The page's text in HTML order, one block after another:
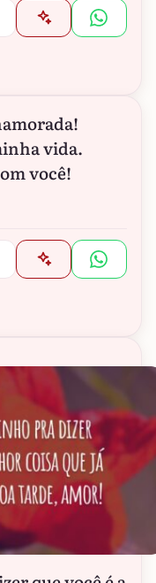
vida.
você!